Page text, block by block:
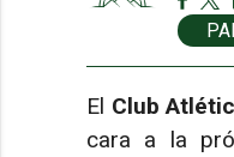
El Club
cara a la